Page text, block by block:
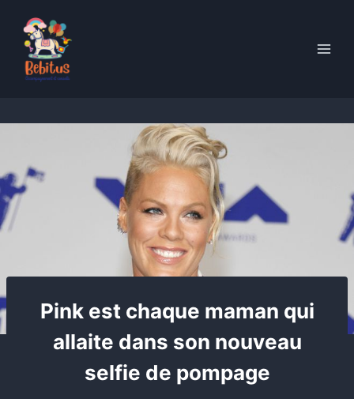
content
Pink est chaque maman qui
allaite dans son nouveau
selfie de pompage